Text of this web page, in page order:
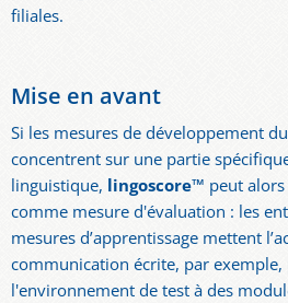
filiales.
Mise en avant
Si les mesures de développement
concentrent sur une partie
linguistique, lingoscore™ peut
comme mesure d'évaluation : les
mesures d’apprentissage mettent
communication écrite, par
l'environnement de test à des